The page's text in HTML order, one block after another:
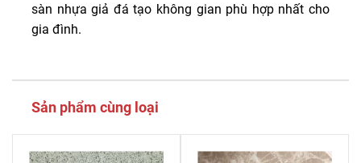
sàn nhựa giả đá tạo không gian phù hợp nhất cho
gia đình.
Sản phẩm cùng loại